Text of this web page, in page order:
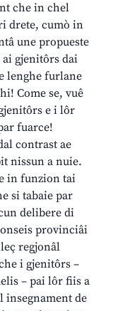
che in chel
drete, cumò in
une propueste
gjenitôrs dai
lenghe furlane
Come se, vuê
e i lôr
fuarce!
contrast ae
nissun a nuie.
in funzion tai
si tabaie par
delibere di
provinciâi
regjonâl
i gjenitôrs –
– pai lôr fiis a
de